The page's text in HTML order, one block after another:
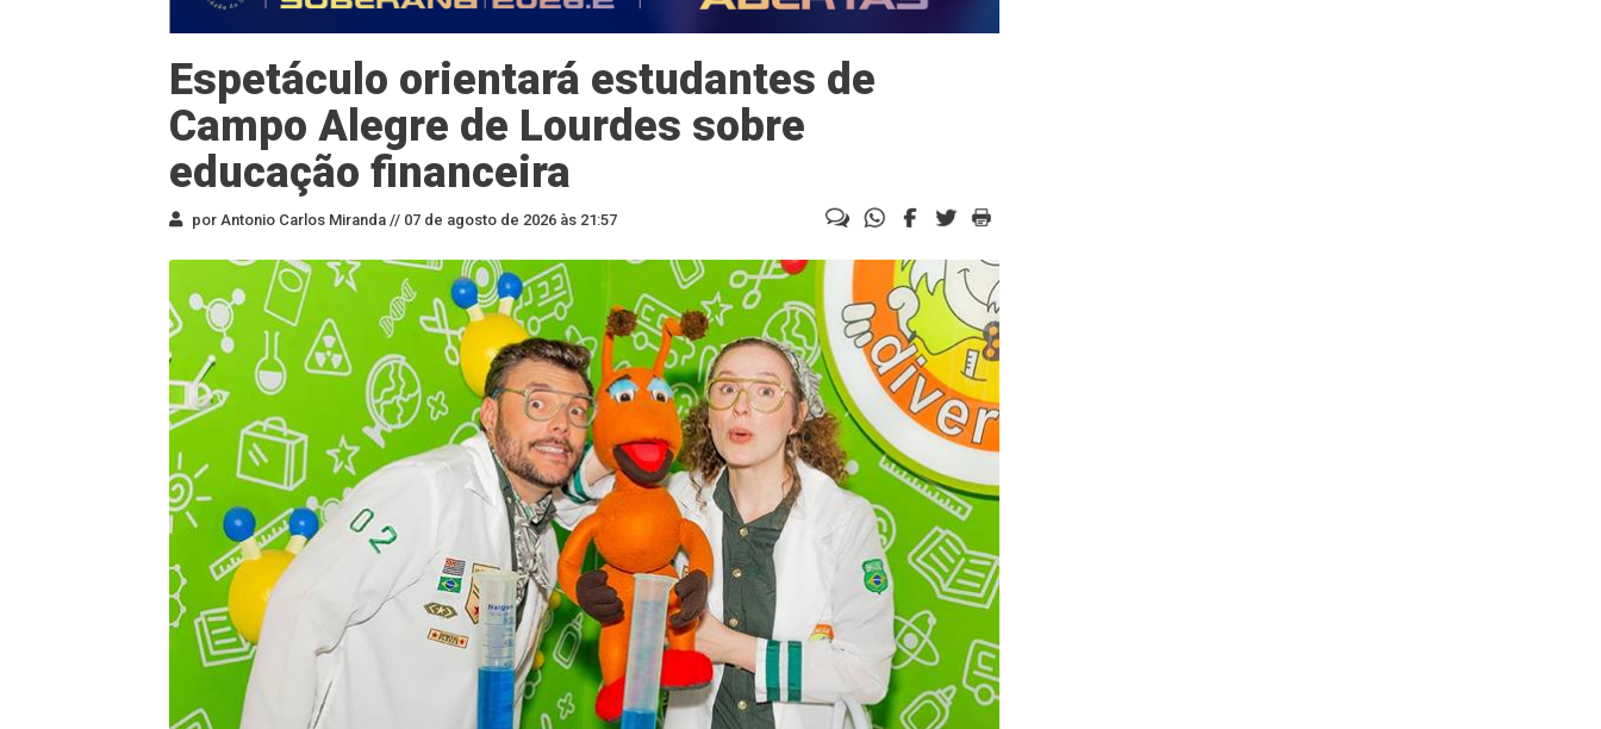
Espetáculo orientará estudantes de
Campo Alegre de Lourdes sobre
educação financeira
por Antonio Carlos Miranda // 07 de agosto de 2026 às 21:57